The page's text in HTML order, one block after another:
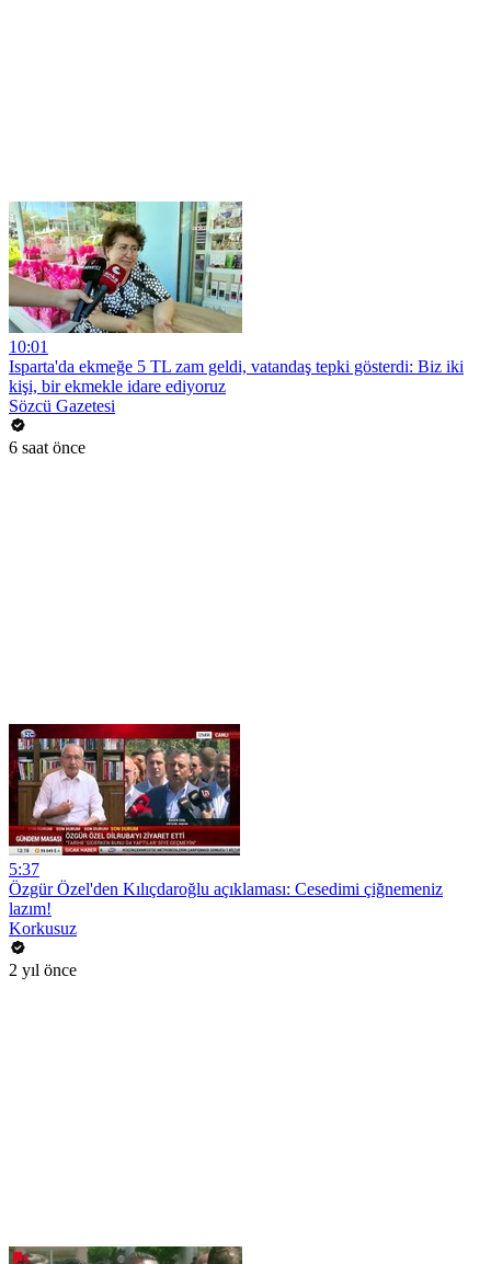
10:01
Isparta'da ekmeğe 5 TL zam geldi, vatandaş tepki gösterdi: Biz iki
kişi, bir ekmekle idare ediyoruz
Sözcü Gazetesi
6 saat önce
5:37
Özgür Özel'den Kılıçdaroğlu açıklaması: Cesedimi çiğnemeniz
lazım!
Korkusuz
2 yıl önce